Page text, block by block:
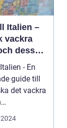
Italien –
vackra
dess
- En
guide till
det vackra
grun...